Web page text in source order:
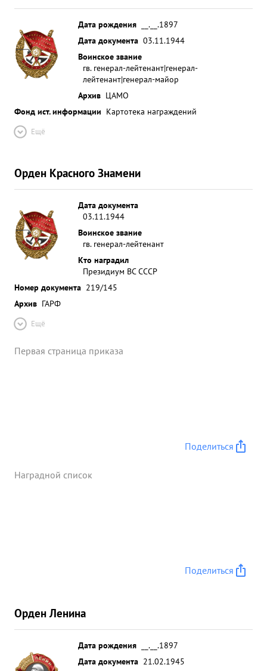
Дата рождения
__.__.1897
Дата документа 03.11.1944
Воинское звание
гв. генерал-лейтенант|генерал-
лейтенант|генерал-майор
Архив ЦАМО
Фонд ист. информации Картотека награждений
Ещё
Орден Красного Знамени
Дата документа
03.11.1944
Воинское звание
гв. генерал-лейтенант
Кто наградил
Президиум ВС СССР
Номер документа 219/145
Архив ГАРФ
Ещё
Первая страница приказа
Поделиться
Наградной список
Поделиться
Орден Ленина
Дата рождения
__.__.1897
Дата документа 21.02.1945